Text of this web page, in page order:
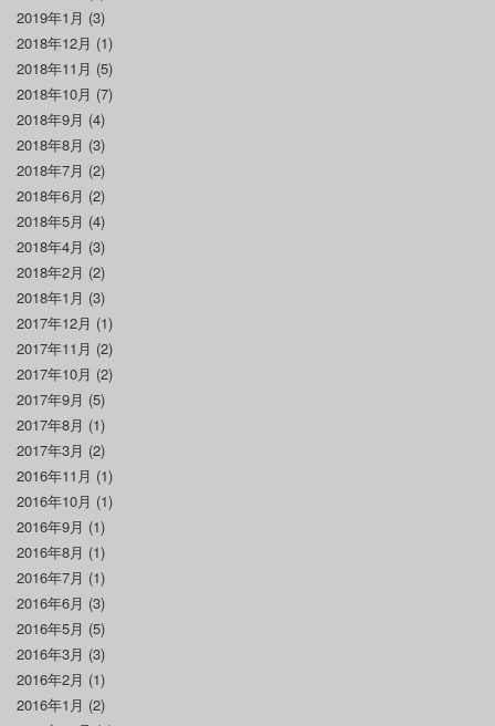
2019年1月 (3)
2018年12月 (1)
2018年11月 (5)
2018年10月 (7)
2018年9月 (4)
2018年8月 (3)
2018年7月 (2)
2018年6月 (2)
2018年5月 (4)
2018年4月 (3)
2018年2月 (2)
2018年1月 (3)
2017年12月 (1)
2017年11月 (2)
2017年10月 (2)
2017年9月 (5)
2017年8月 (1)
2017年3月 (2)
2016年11月 (1)
2016年10月 (1)
2016年9月 (1)
2016年8月 (1)
2016年7月 (1)
2016年6月 (3)
2016年5月 (5)
2016年3月 (3)
2016年2月 (1)
2016年1月 (2)